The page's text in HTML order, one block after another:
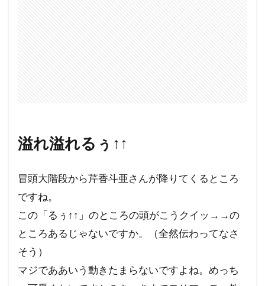
溢れ溢れるぅ↑↑
冒頭大階段から芹香斗亜さんが降りてくるところ
ですね。
この「るぅ↑↑」のところの頭がこうクイッ→→の
ところあるじゃないですか。（全然伝わってなさ
そう）
マジでああいう動きたまらないですよね。めっち